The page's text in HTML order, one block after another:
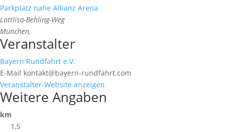
Parkplatz nahe Allianz Arena
Lottlisa-Behling-Weg
München,
Veranstalter
Bayern Rundfahrt e.V.
E-Mail kontakt@bayern-rundfahrt.com
Veranstalter-Website anzeigen
Weitere Angaben
km
1,5